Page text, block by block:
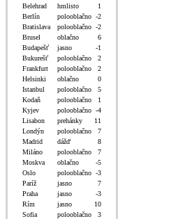
Belehrad
hmlisto
1
Berlín
polooblačno -2
Bratislava
polooblačno -2
Brusel
oblačno
6
Budapešť
jasno
-1
Bukurešť
polooblačno
2
Frankfurt
polooblačno
2
Helsinki
oblačno
0
Istanbul
polooblačno
5
Kodaň
polooblačno
1
Kyjev
polooblačno -4
Lisabon
prehánky
11
Londýn
polooblačno
7
Madrid
dážď
8
Miláno
polooblačno
7
Moskva
oblačno
-5
Oslo
polooblačno -3
Paríž
jasno
7
Praha
jasno
-3
Rím
jasno
10
Sofia
polooblačno
3